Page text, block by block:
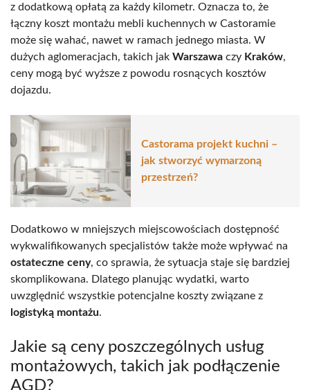
z dodatkową opłatą za każdy kilometr. Oznacza to, że
łączny koszt montażu mebli kuchennych w Castoramie
może się wahać, nawet w ramach jednego miasta. W
dużych aglomeracjach, takich jak Warszawa czy Kraków,
ceny mogą być wyższe z powodu rosnących kosztów
dojazdu.
Castorama projekt kuchni –
jak stworzyć wymarzoną
przestrzeń?
Dodatkowo w mniejszych miejscowościach dostępność
wykwalifikowanych specjalistów także może wpływać na
ostateczne ceny, co sprawia, że sytuacja staje się bardziej
skomplikowana. Dlatego planując wydatki, warto
uwzględnić wszystkie potencjalne koszty związane z
logistyką montażu.
Jakie są ceny poszczególnych usług
montażowych, takich jak podłączenie
AGD?